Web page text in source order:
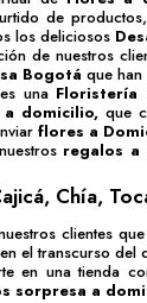
de
los deliciosos
de nuestros
Bogotá que
es una Floristería
a domicilio, que
flores a
regalos
Chía,
clientes
el transcurso del
en una tienda
sorpresa a